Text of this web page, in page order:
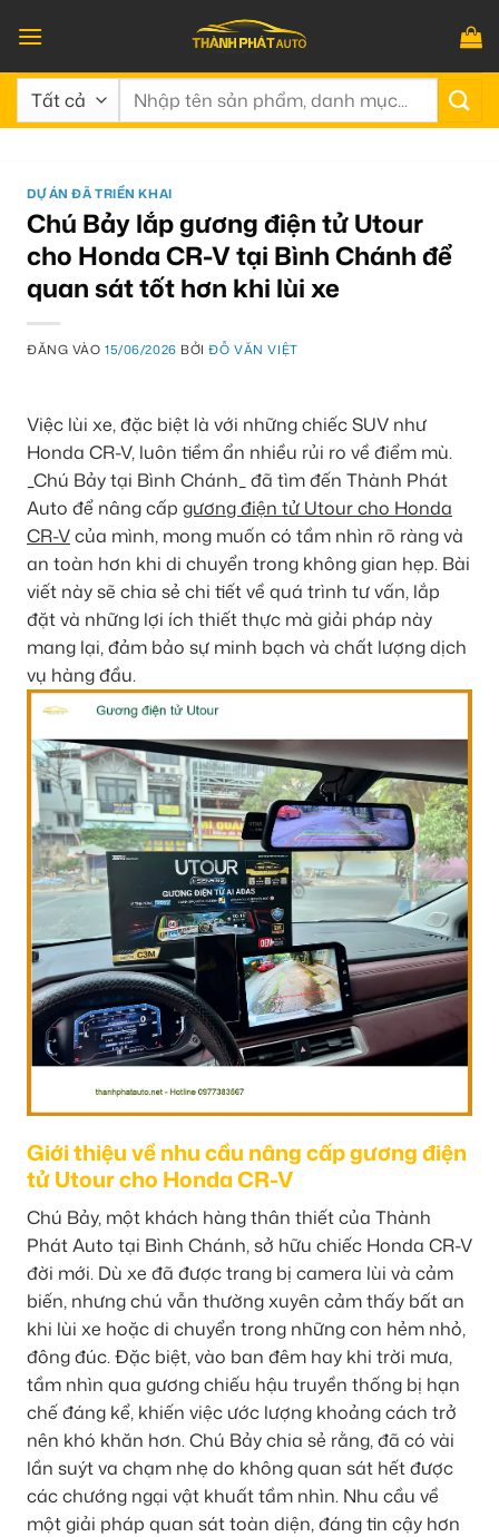
qua
nội
dung
Tìm
DỰ ÁN ĐÃ TRIỂN KHAI
Chú Bảy lắp gương điện tử Utour
cho Honda CR-V tại Bình Chánh để
quan sát tốt hơn khi lùi xe
ĐĂNG VÀO15/06/2026 BỞIĐỖ VĂN VIỆT
Việc lùi xe, đặc biệt là với những chiếc SUV như
Honda CR-V, luôn tiềm ẩn nhiều rủi ro về điểm mù.
_Chú Bảy tại Bình Chánh_ đã tìm đến Thành Phát
Auto để nâng cấp gương điện tử Utour cho Honda
CR-Vcủa mình, mong muốn có tầm nhìn rõ ràng và
an toàn hơn khi di chuyển trong không gian hẹp. Bài
viết này sẽ chia sẻ chi tiết về quá trình tư vấn, lắp
đặt và những lợi ích thiết thực mà giải pháp này
mang lại, đảm bảo sự minh bạch và chất lượng dịch
vụ hàng đầu.
Giới thiệu về nhu cầu nâng cấp gương điện
tử Utour cho Honda CR-V
Chú Bảy, một khách hàng thân thiết của Thành
Phát Auto tại Bình Chánh, sở hữu chiếc Honda CR-V
đời mới. Dù xe đã được trang bị camera lùi và cảm
biến, nhưng chú vẫn thường xuyên cảm thấy bất an
khi lùi xe hoặc di chuyển trong những con hẻm nhỏ,
đông đúc. Đặc biệt, vào ban đêm hay khi trời mưa,
tầm nhìn qua gương chiếu hậu truyền thống bị hạn
chế đáng kể, khiến việc ước lượng khoảng cách trở
nên khó khăn hơn. Chú Bảy chia sẻ rằng, đã có vài
lần suýt va chạm nhẹ do không quan sát hết được
các chướng ngại vật khuất tầm nhìn. Nhu cầu về
một giải pháp quan sát toàn diện, đáng tin cậy hơn